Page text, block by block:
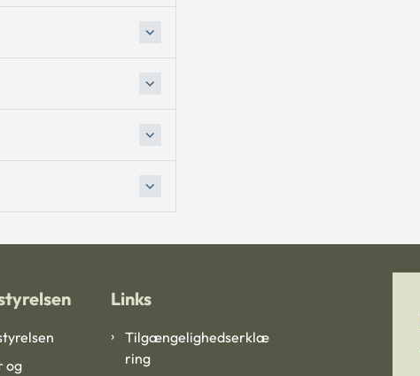
og
Links
Tilgængelighedserklæ
ring